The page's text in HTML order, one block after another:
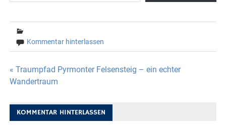
Kommentar hinterlassen
Beitragsnavigation
« Traumpfad Pyrmonter Felsensteig – ein echter
Wandertraum
KOMMENTAR HINTERLASSEN